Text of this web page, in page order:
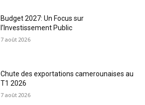
Budget 2027: Un Focus sur
l’Investissement Public
7 août 2026
Chute des exportations camerounaises au
T1 2026
7 août 2026